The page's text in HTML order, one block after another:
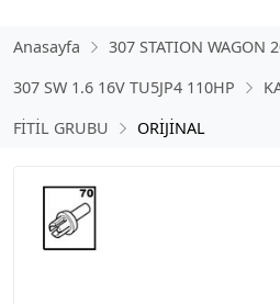
Anasayfa
307 STATION WAGON
307 SW 1.6 16V TU5JP4 110HP
FİTİL GRUBU
ORİJİNAL